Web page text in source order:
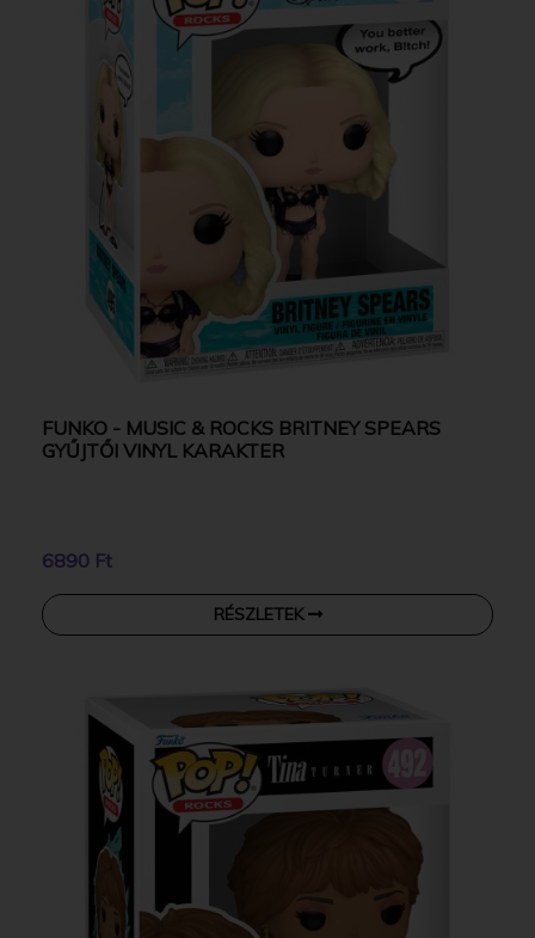
FUNKO - MUSIC & ROCKS BRITNEY SPEARS
GYŰJTŐI VINYL KARAKTER
6890 Ft
RÉSZLETEK